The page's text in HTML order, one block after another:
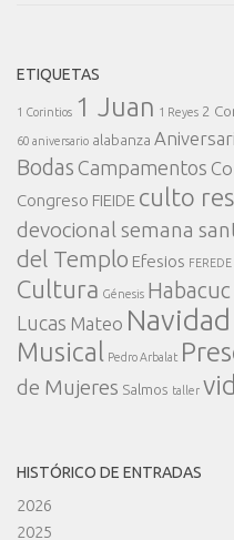
ETIQUETAS
1 Corintios 1 Juan 1 Reyes 2
60 aniversario alabanza
Bodas Campamentos
Congreso FIEIDE culto
devocional semana
del Templo Efesios FEREDE
Cultura Génesis Habacuc
Lucas Mateo Navidad
Musical
Pedro Arbalat
de Mujeres Salmos taller
HISTÓRICO DE ENTRADAS
2026
2025